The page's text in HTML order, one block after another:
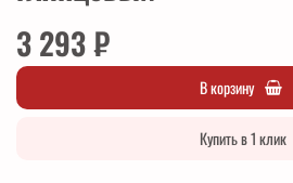
3 293 ₽
В корзину
Купить в 1 клик